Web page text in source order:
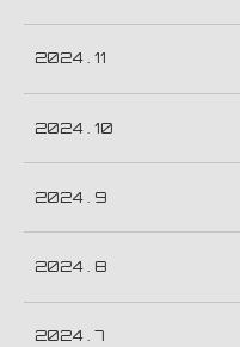
2024 . 11
2024 . 10
2024 . 9
2024 . 8
2024 . 7